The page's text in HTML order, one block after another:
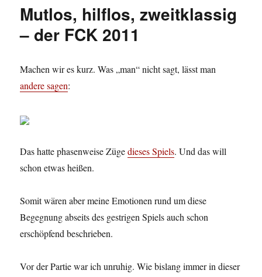
Mutlos, hilflos, zweitklassig
– der FCK 2011
Machen wir es kurz. Was „man“ nicht sagt, lässt man
andere sagen:
Das hatte phasenweise Zügedieses Spiels. Und das will
schon etwas heißen.
Somit wären aber meine Emotionen rund um diese
Begegnung abseits des gestrigen Spiels auch schon
erschöpfend beschrieben.
Vor der Partie war ich unruhig. Wie bislang immer in dieser